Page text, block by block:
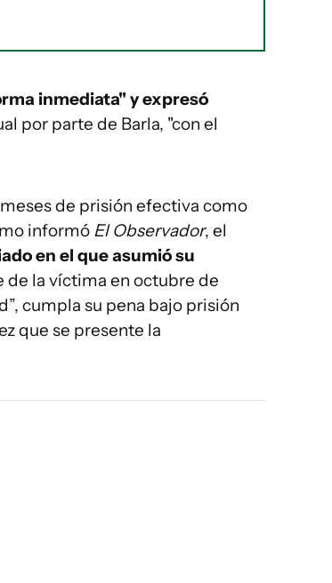
inmediata" y expresó
por parte de Barla, "con el
de prisión efectiva como
informó El Observador, el
en el que asumió su
de la víctima en octubre de
cumpla su pena bajo prisión
que se presente la